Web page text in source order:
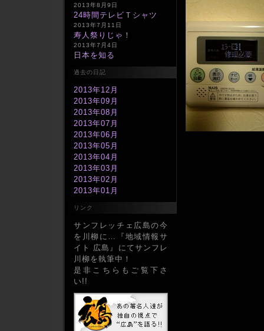
2013年8月9日
24時間テレビＴシャツ
2013年7月11日
寿人祭りじゃ！
2013年7月4日
日本を知る
過去の日記
2013年12月
2013年09月
2013年08月
2013年07月
2013年06月
2013年05月
2013年04月
2013年03月
2013年02月
2013年01月
2012年11月
2012年10月
2012年09月
2012年08月
2012年07月
2012年06月
2012年05月
2012年04月
2012年03月
2012年02月
2012年01月
リンク
サンフレッチェ広島の今
を川柳に…『地域情報サ
イト 広島』にてサンフレ
川柳を執筆中！
是非こちらもご覧下さ
い!!